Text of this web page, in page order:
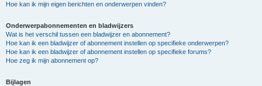
Hoe kan ik mijn eigen berichten en onderwerpen vinden?
Onderwerpabonnementen en bladwijzers
Wat is het verschil tussen een bladwijzer en abonnement?
Hoe kan ik een bladwijzer of abonnement instellen op specifieke onderwerpen?
Hoe kan ik een bladwijzer of abonnement instellen op specifieke forums?
Hoe zeg ik mijn abonnement op?
Bijlagen